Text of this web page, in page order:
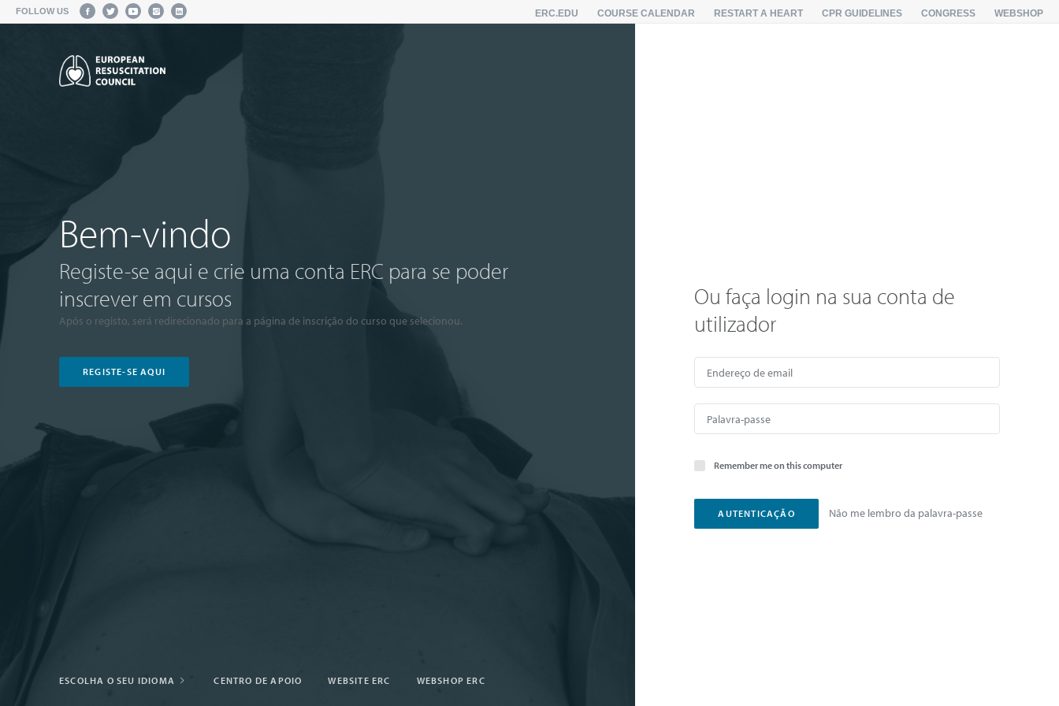
FOLLOW US ERC.EDU COURSE CALENDAR RESTART A HEART CPR GUIDELINES CONGRESS WEBSHOP
Bem-vindo
Registe-se aqui e crie uma conta ERC para se poder
inscrever em cursos
Após o registo, será redirecionado para a página de inscrição do curso que selecionou.
REGISTE-SE AQUI
ESCOLHA O SEU IDIOMA CENTRO DE APOIO WEBSITE ERC WEBSHOP ERC
Ou faça login na sua conta de
utilizador
Remember me on this computer
Não me lembro da palavra-passe